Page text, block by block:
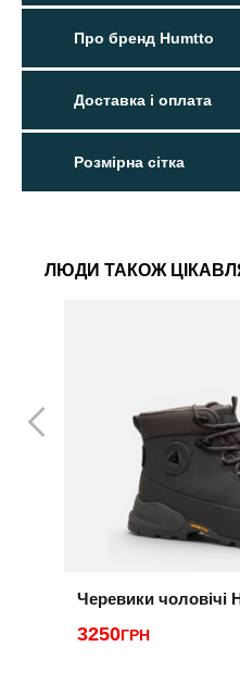
Про бренд Humtto
Доставка і оплата
Розмірна сітка
ЛЮДИ ТАКОЖ
Черевики чоловічі
3250ГРН